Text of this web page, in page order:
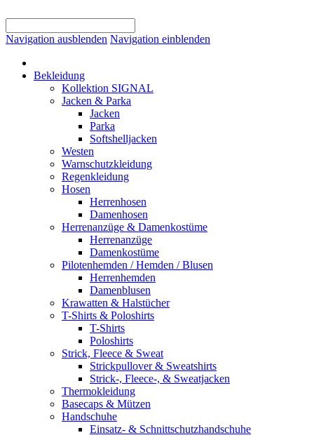
Navigation ausblenden Navigation einblenden
Bekleidung
Kollektion SIGNAL
Jacken & Parka
Jacken
Parka
Softshelljacken
Westen
Warnschutzkleidung
Regenkleidung
Hosen
Herrenhosen
Damenhosen
Herrenanzüge & Damenkostüme
Herrenanzüge
Damenkostüme
Pilotenhemden / Hemden / Blusen
Herrenhemden
Damenblusen
Krawatten & Halstücher
T-Shirts & Poloshirts
T-Shirts
Poloshirts
Strick, Fleece & Sweat
Strickpullover & Sweatshirts
Strick-, Fleece-, & Sweatjacken
Thermokleidung
Basecaps & Mützen
Handschuhe
Einsatz- & Schnittschutzhandschuhe